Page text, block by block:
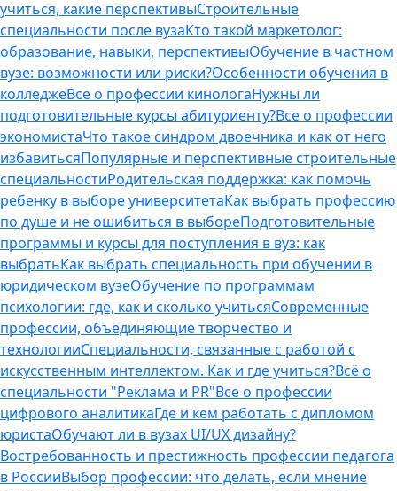
учиться, какие перспективыСтроительные
специальности после вузаКто такой маркетолог:
образование, навыки, перспективыОбучение в частном
вузе: возможности или риски?Особенности обучения в
колледжеВсе о профессии кинологаНужны ли
подготовительные курсы абитуриенту?Все о профессии
экономистаЧто такое синдром двоечника и как от него
избавитьсяПопулярные и перспективные строительные
специальностиРодительская поддержка: как помочь
ребенку в выборе университетаКак выбрать профессию
по душе и не ошибиться в выбореПодготовительные
программы и курсы для поступления в вуз: как
выбратьКак выбрать специальность при обучении в
юридическом вузеОбучение по программам
психологии: где, как и сколько учитьсяСовременные
профессии, объединяющие творчество и
технологииСпециальности, связанные с работой с
искусственным интеллектом. Как и где учиться?Всё о
специальности "Реклама и PR"Все о профессии
цифрового аналитикаГде и кем работать с дипломом
юристаОбучают ли в вузах UI/UX дизайну?
Востребованность и престижность профессии педагога
в РоссииВыбор профессии: что делать, если мнение